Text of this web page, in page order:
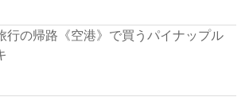
行の帰路《空港》で買うパイナップル